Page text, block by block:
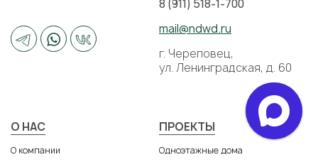
8 (911) 518-1-700
mail@ndwd.ru
г. Череповец,
ул. Ленинградская, д. 60
Подвал
О НАС
О компании
ПРОЕКТЫ
Одноэтажные дома